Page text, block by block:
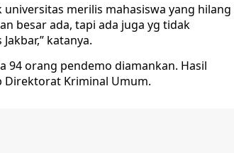
merilis mahasiswa yang hilang
besar ada, tapi ada juga yg tidak
katanya.
94 orang pendemo diamankan. Hasil
Direktorat Kriminal Umum.